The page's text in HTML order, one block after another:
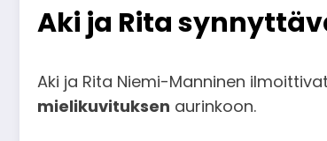
Aki ja Rita
Aki ja Rita Niemi-Manninen
mielikuvituksen aurinkoon.